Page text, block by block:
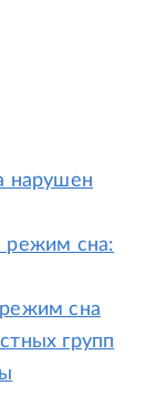
нарушен
режим сна:
сна
групп